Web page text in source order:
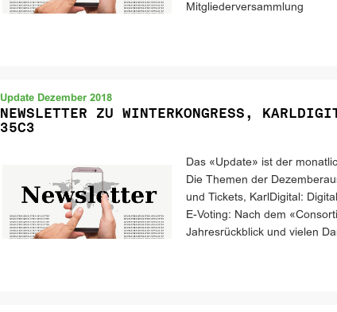
Mitgliederversammlung
Update Dezember 2018
NEWSLETTER ZU WINTERKONGRESS,
35C3
Das «Update» ist der
Die Themen der
und Tickets, KarlDigital:
E-Voting: Nach dem
Jahresrückblick und vielen